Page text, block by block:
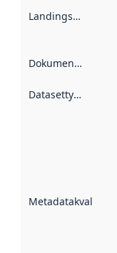
Landingsside
Dokumentasjon
Datasettype
Metadatakvalitet